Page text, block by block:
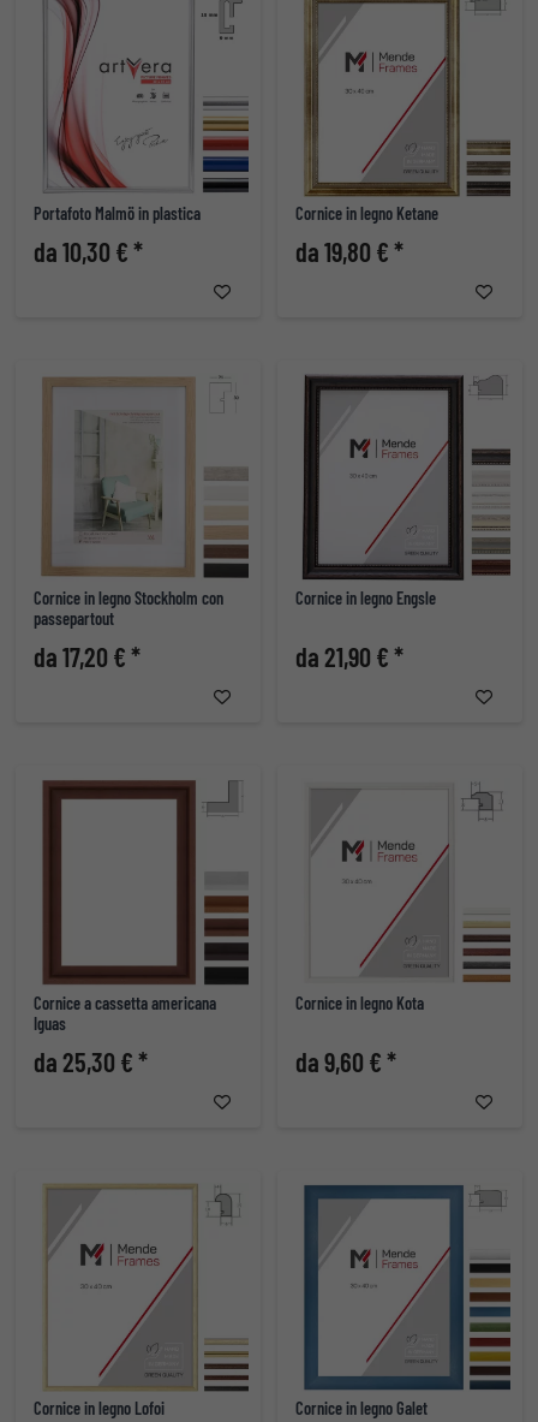
Portafoto Malmö in plastica
da 10,30 € *
Cornice in legno Ketane
da 19,80 € *
Cornice in legno Stockholm con
passepartout
da 17,20 € *
Cornice in legno Engsle
da 21,90 € *
Cornice a cassetta americana
Iguas
da 25,30 € *
Cornice in legno Kota
da 9,60 € *
Cornice in legno Lofoi Cornice in legno Galet